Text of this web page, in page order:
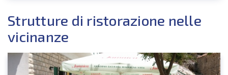
Strutture di ristorazione nelle
vicinanze